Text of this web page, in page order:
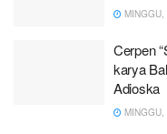
Cerpen
karya
Adioska